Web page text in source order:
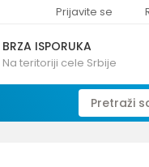
Prijavite se
BRZA ISPORUKA
Na teritoriji cele Srbije
Pretraži